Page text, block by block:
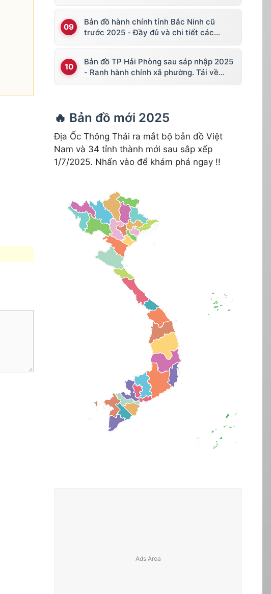
Bản đồ hành chính tỉnh Bắc Ninh cũ
trước 2025 - Đầy đủ và chi tiết các
Bản đồ TP Hải Phòng sau sáp nhập 2025
- Ranh hành chính xã phường. Tải về
🔥 Bản đồ mới 2025
Địa Ốc Thông Thái ra mắt bộ bản đồ Việt
Nam và 34 tỉnh thành mới sau sắp xếp
1/7/2025. Nhấn vào để khám phá ngay !!